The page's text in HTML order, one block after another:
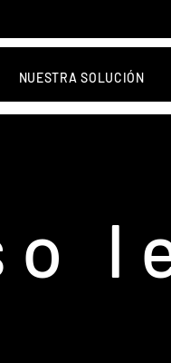
NUESTRA SOLUCIÓN